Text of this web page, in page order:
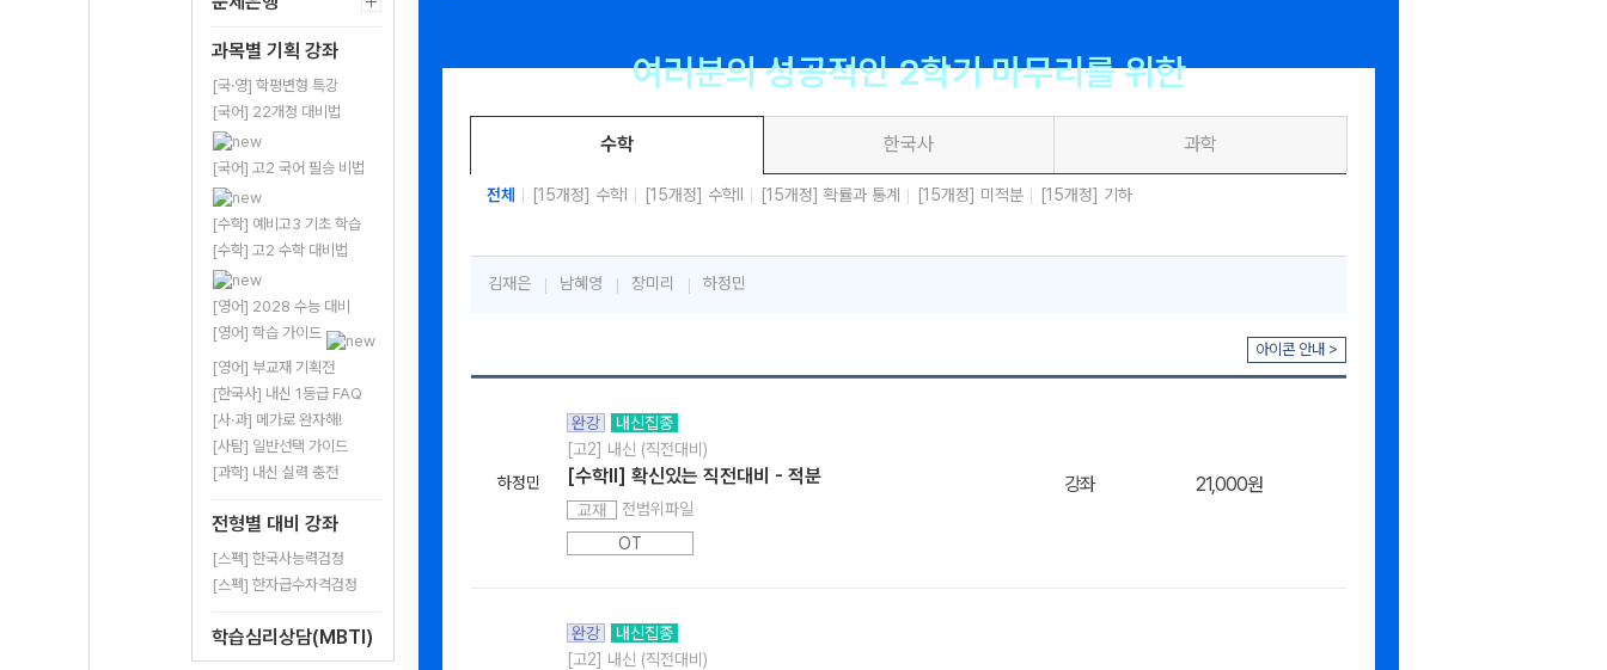
과목별 기획 강좌
[국·영] 학평변형 특강
[국어] 22개정 대비법
[국어] 고2 국어 필승 비법
[수학] 예비고3 기초 학습
[수학] 고2 수학 대비법
[영어] 2028 수능 대비
[영어] 학습 가이드
[영어] 부교재 기획전
[한국사] 내신 1등급 FAQ
[사·과] 메가로 완자해!
[사탐] 일반선택 가이드
[과학] 내신 실력 충전
전형별 대비 강좌
[스펙] 한국사능력검정
[스펙] 한자급수자격검정
학습심리상담(MBTI)
여러분의 성공적인 2학기 마무리를 위한
수학
전체 [15개정] 수학l [15개정] 수학ll [15개정] 확률과 통계 [15개정] 미적분 [15개정] 기하
한국사 과학
김재은 남혜영 장미리 하정민
아이콘 안내 >
하정민
완강
내신집중
[고2] 내신 (직전대비)
[수학ll] 확신있는 직전대비 - 적분
교재
전범위파일
OT
강좌 21,000원
완강
내신집중
[고2] 내신 (직전대비)